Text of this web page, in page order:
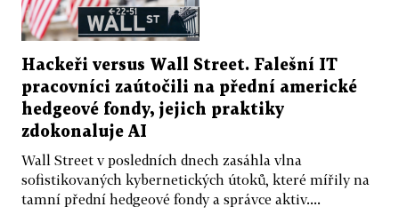
Hackeři versus Wall Street. Falešní IT
pracovníci zaútočili na přední americké
hedgeové fondy, jejich praktiky
zdokonaluje AI
Wall Street v posledních dnech zasáhla vlna
sofistikovaných kybernetických útoků, které mířily na
tamní přední hedgeové fondy a správce aktiv....